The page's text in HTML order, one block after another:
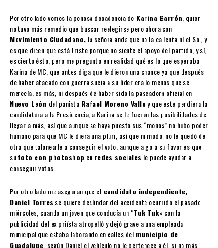
Por otro lado vemos la penosa decadencia de Karina Barrón , quien
no tuvo más remedio que buscar reelegirse pero ahora con
Movimiento Ciudadano, la señora anda que no la calienta ni el Sol, y
es que dicen que está triste porque no siente el apoyo del partido, y sí,
es cierto ésto, pero me pregunto en realidad qué es lo que esperaba
Karina de MC, que antes diga que le dieron una chance ya que después
de haber atacado con guerra sucia a su líder era lo menos que se
merecía, es más, ni después de haber sido la paseadora oficial en
Nuevo León del panista Rafael Moreno Valley que este perdiera la
candidatura a la Presidencia, a Karina se le fueron las posibilidades de
llegar a más, así que aunque se haya puesto sus “moños” no hubo poder
humano para que MC le diera una pluri, así que ni modo, no le quedó de
otra que talonearle a conseguir el voto, aunque algo a su favor es que
su foto con photoshop en redes sociales le puede ayudar a
conseguir votos.
Por otro lado me aseguran que el candidato independiente,
Daniel Torres se quiere deslindar del accidente ocurrido el pasado
miércoles, cuando un joven que conducía un “Tuk Tuk» con la
publicidad del ex priísta atropelló y dejó grave a una empleada
municipal que estaba laborando en calles del municipio de
Guadalupe , según Daniel el vehículo no le pertenece a él, si no más